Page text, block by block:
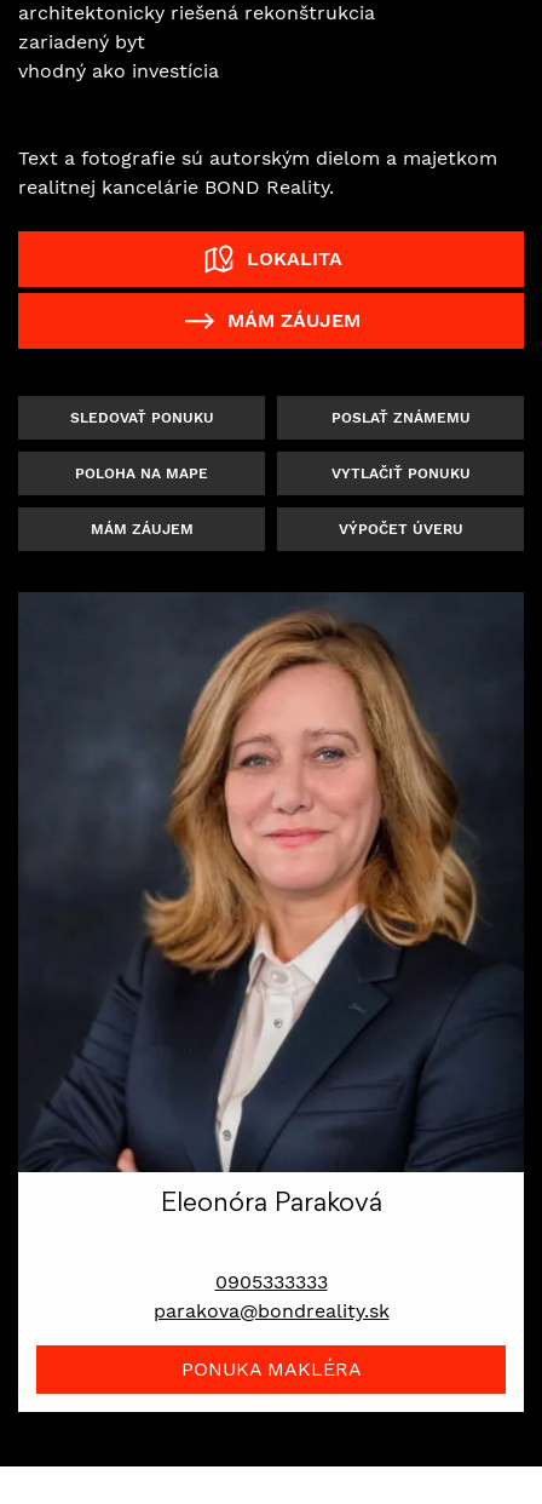
architektonicky riešená rekonštrukcia
zariadený byt
vhodný ako investícia
Text a fotografie sú autorským dielom a majetkom
realitnej kancelárie BOND Reality.
LOKALITA
MÁM ZÁUJEM
SLEDOVAŤ PONUKU POSLAŤ ZNÁMEMU
POLOHA NA MAPE VYTLAČIŤ PONUKU
MÁM ZÁUJEM VÝPOČET ÚVERU
Eleonóra Paraková
0905333333
parakova@bondreality.sk
PONUKA MAKLÉRA